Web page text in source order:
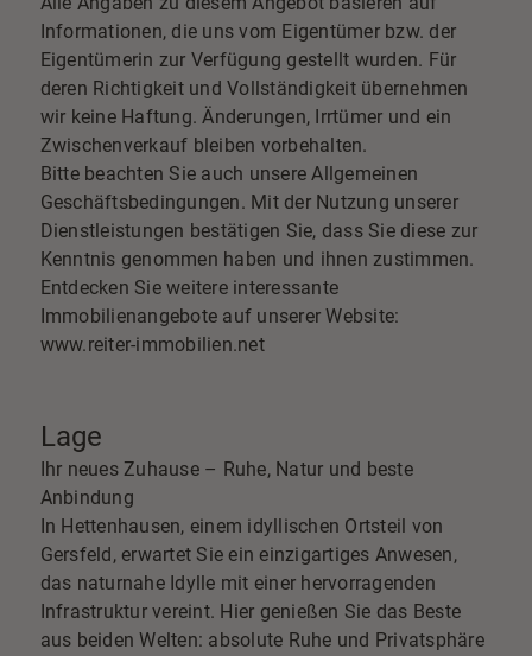
Informationen, die uns vom Eigentümer bzw. der
Eigentümerin zur Verfügung gestellt wurden. Für
deren Richtigkeit und Vollständigkeit übernehmen
wir keine Haftung. Änderungen, Irrtümer und ein
Zwischenverkauf bleiben vorbehalten.
Bitte beachten Sie auch unsere Allgemeinen
Geschäftsbedingungen. Mit der Nutzung unserer
Dienstleistungen bestätigen Sie, dass Sie diese zur
Kenntnis genommen haben und ihnen zustimmen.
Entdecken Sie weitere interessante
Immobilienangebote auf unserer Website:
www.reiter-immobilien.net
Lage
Ihr neues Zuhause – Ruhe, Natur und beste
Anbindung
In Hettenhausen, einem idyllischen Ortsteil von
Gersfeld, erwartet Sie ein einzigartiges Anwesen,
das naturnahe Idylle mit einer hervorragenden
Infrastruktur vereint. Hier genießen Sie das Beste
aus beiden Welten: absolute Ruhe und Privatsphäre